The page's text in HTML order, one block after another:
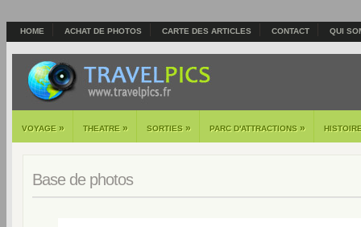
HOME ACHAT DE PHOTOS CARTE DES ARTICLES CONTACT QUI
VOYAGE » THEATRE » SORTIES » PARC D'ATTRACTIONS »
Base de photos